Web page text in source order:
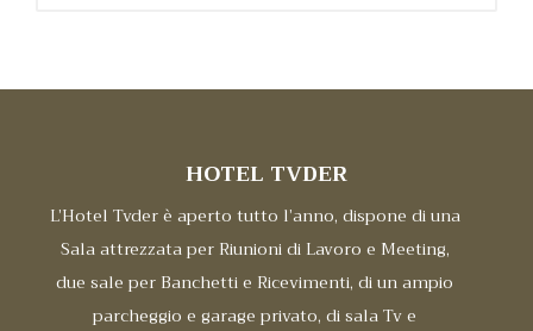
HOTEL TVDER
L’Hotel Tvder è aperto tutto l’anno, dispone di una
Sala attrezzata per Riunioni di Lavoro e Meeting,
due sale per Banchetti e Ricevimenti, di un ampio
parcheggio e garage privato, di sala Tv e